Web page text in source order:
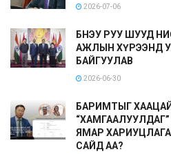
2026-07-06
БНЭУ РУУ ШУУД
АЖЛЫН ХҮРЭЭНД
БАЙГУУЛАВ
2026-06-30
БАРИМТЫГ
ЯМАР
САЙД АА?